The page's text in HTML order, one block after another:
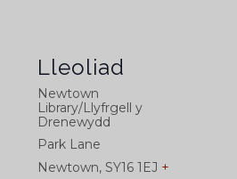
Lleoliad
Newtown
Library/Llyfrgell y
Drenewydd
Park Lane
Newtown, SY16 1EJ +